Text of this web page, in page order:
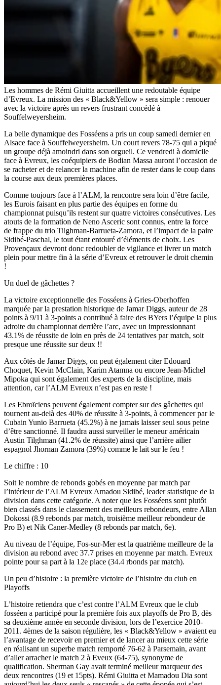
Les hommes de Rémi Giuitta accueillent une redoutable équipe
d’Evreux. La mission des « Black&Yellow » sera simple : renouer
avec la victoire après un revers frustrant concédé à
Souffelweyersheim.
La belle dynamique des Fosséens a pris un coup samedi dernier en
Alsace face à Souffelweyersheim. Un court revers 78-75 qui a piqué
un groupe déjà amoindri dans son orgueil. Ce vendredi à domicile
face à Evreux, les coéquipiers de Bodian Massa auront l’occasion de
se racheter et de relancer la machine afin de rester dans le coup dans
la course aux deux premières places.
Comme toujours face à l’ALM, la rencontre sera loin d’être facile,
les Eurois faisant en plus partie des équipes en forme du
championnat puisqu’ils restent sur quatre victoires consécutives. Les
atouts de la formation de Neno Asceric sont connus, entre la force
de frappe du trio Tilghman-Barrueta-Zamora, et l’impact de la paire
Sidibé-Paschal, le tout étant entouré d’éléments de choix. Les
Provençaux devront donc redoubler de vigilance et livrer un match
plein pour mettre fin à la série d’Evreux et retrouver le droit chemin
!
Un duel de gâchettes ?
La victoire exceptionnelle des Fosséens à Gries-Oberhoffen
marquée par la prestation historique de Jamar Diggs, auteur de 28
points à 9/11 à 3-points a contribué à faire des BYers l’équipe la plus
adroite du championnat derrière l’arc, avec un impressionnant
43.1% de réussite de loin en près de 24 tentatives par match, soit
presque une réussite sur deux !!
Aux côtés de Jamar Diggs, on peut également citer Edouard
Choquet, Kevin McClain, Karim Atamna ou encore Jean-Michel
Mipoka qui sont également des experts de la discipline, mais
attention, car l’ALM Evreux n’est pas en reste !
Les Ebroïciens peuvent également compter sur des gâchettes qui
tournent au-delà des 40% de réussite à 3-points, à commencer par le
Cubain Yunio Barrueta (45.2%) à ne jamais laisser seul sous peine
d’être sanctionné. Il faudra aussi surveiller le meneur américain
Austin Tilghman (41.2% de réussite) ainsi que l’arrière ailier
espagnol Jhornan Zamora (39%) comme le lait sur le feu !
Le chiffre : 10
Soit le nombre de rebonds gobés en moyenne par match par
l’intérieur de l’ALM Evreux Amadou Sidibé, leader statistique de la
division dans cette catégorie. A noter que les Fosséens sont plutôt
bien classés dans le classement des meilleurs rebondeurs, entre Allan
Dokossi (8.9 rebonds par match, troisième meilleur rebondeur de
Pro B) et Nik Caner-Medley (8 rebonds par match, 6e).
Au niveau de l’équipe, Fos-sur-Mer est la quatrième meilleure de la
division au rebond avec 37.7 prises en moyenne par match. Evreux
pointe pour sa part à la 12e place (34.4 rbonds par match).
Un peu d’histoire : la première victoire de l’histoire du club en
Playoffs
L’histoire retiendra que c’est contre l’ALM Evreux que le club
fosséen a participé pour la première fois aux playoffs de Pro B, dès
sa deuxième année en seconde division, lors de l’exercice 2010-
2011. 4èmes de la saison régulière, les « Black&Yellow » avaient eu
l’avantage de recevoir en premier et de lancer au mieux cette série
en réalisant un superbe match remporté 76-62 à Parsemain, avant
d’aller arracher le match 2 à Eveux (64-75), synonyme de
qualification. Sherman Gay avait terminé meilleur marqueur des
deux rencontres (19 et 15pts). Rémi Giuitta et Mamadou Dia sont